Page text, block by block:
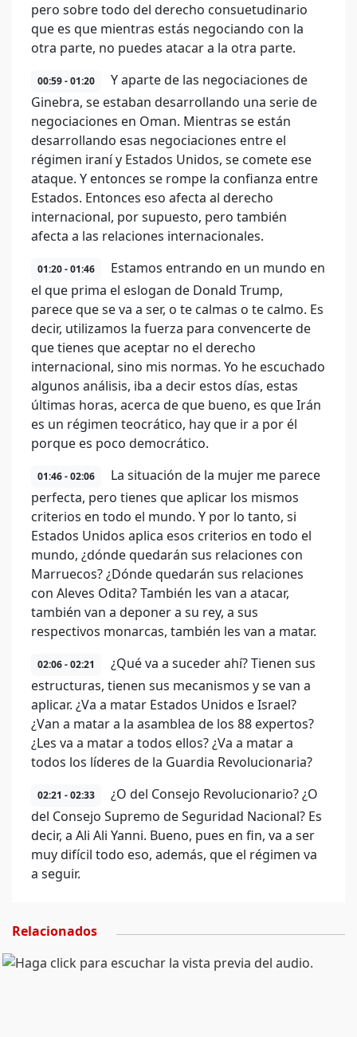
pero sobre todo del derecho consuetudinario
que es que mientras estás negociando con la
otra parte, no puedes atacar a la otra parte.
00:59 - 01:20
Y aparte de las negociaciones de
Ginebra, se estaban desarrollando una serie de
negociaciones en Oman. Mientras se están
desarrollando esas negociaciones entre el
régimen iraní y Estados Unidos, se comete ese
ataque. Y entonces se rompe la confianza entre
Estados. Entonces eso afecta al derecho
internacional, por supuesto, pero también
afecta a las relaciones internacionales.
01:20 - 01:46
Estamos entrando en un mundo en
el que prima el eslogan de Donald Trump,
parece que se va a ser, o te calmas o te calmo. Es
decir, utilizamos la fuerza para convencerte de
que tienes que aceptar no el derecho
internacional, sino mis normas. Yo he escuchado
algunos análisis, iba a decir estos días, estas
últimas horas, acerca de que bueno, es que Irán
es un régimen teocrático, hay que ir a por él
porque es poco democrático.
01:46 - 02:06
La situación de la mujer me parece
perfecta, pero tienes que aplicar los mismos
criterios en todo el mundo. Y por lo tanto, si
Estados Unidos aplica esos criterios en todo el
mundo, ¿dónde quedarán sus relaciones con
Marruecos? ¿Dónde quedarán sus relaciones
con Aleves Odita? También les van a atacar,
también van a deponer a su rey, a sus
respectivos monarcas, también les van a matar.
02:06 - 02:21
¿Qué va a suceder ahí? Tienen sus
estructuras, tienen sus mecanismos y se van a
aplicar. ¿Va a matar Estados Unidos e Israel?
¿Van a matar a la asamblea de los 88 expertos?
¿Les va a matar a todos ellos? ¿Va a matar a
todos los líderes de la Guardia Revolucionaria?
02:21 - 02:33
¿O del Consejo Revolucionario? ¿O
del Consejo Supremo de Seguridad Nacional? Es
decir, a Ali Ali Yanni. Bueno, pues en fin, va a ser
muy difícil todo eso, además, que el régimen va
a seguir.
Relacionados